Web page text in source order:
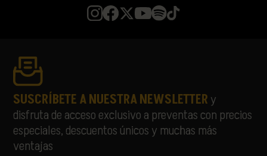
SUSCRÍBETE A NUESTRA NEWSLETTERy
disfruta de acceso exclusivo a preventas con precios
especiales, descuentos únicos y muchas más
ventajas